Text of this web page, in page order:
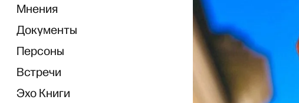
Мнения
Документы
Персоны
Встречи
Эхо Книги